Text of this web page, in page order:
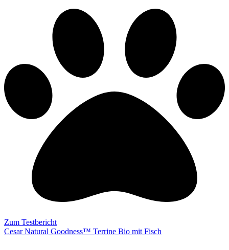
Zum Testbericht
Cesar Natural Goodness™ Terrine Bio mit Fisch